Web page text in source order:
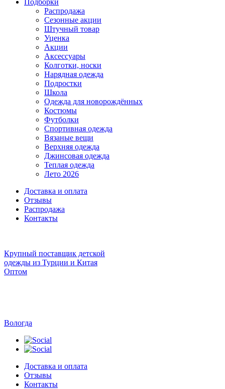
Подборки
Распродажа
Сезонные акции
Штучный товар
Уценка
Акции
Аксессуары
Колготки, носки
Нарядная одежда
Подростки
Школа
Одежда для новорождённых
Костюмы
Футболки
Спортивная одежда
Вязаные вещи
Верхняя одежда
Джинсовая одежда
Теплая одежда
Лето 2026
Доставка и оплата
Отзывы
Распродажа
Контакты
Крупный поставщик детской
одежды из Турции и Китая
Оптом
Вологда
Доставка и оплата
Отзывы
Контакты